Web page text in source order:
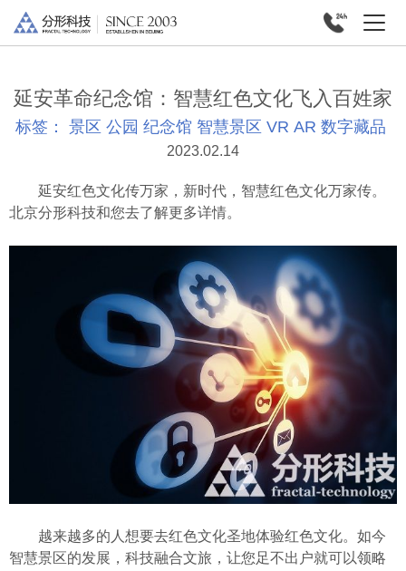
延安革命纪念馆：智慧红色文化飞入百姓家
标签： 景区 公园 纪念馆 智慧景区 VR AR 数字藏品
2023.02.14
延安红色文化传万家，新时代，智慧红色文化万家传。
北京分形科技和您去了解更多详情。
越来越多的人想要去红色文化圣地体验红色文化。如今
智慧景区的发展，科技融合文旅，让您足不出户就可以领略